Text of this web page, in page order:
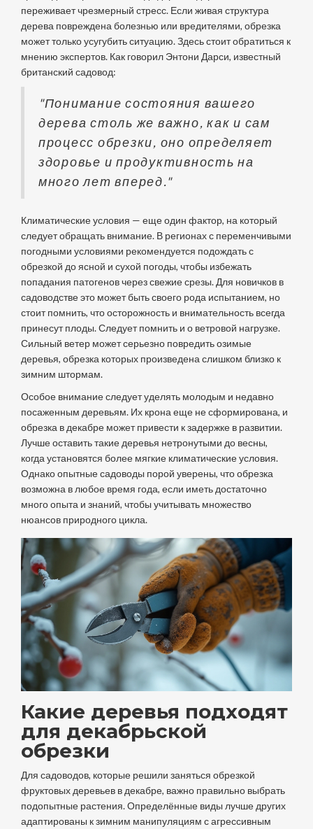
переживает чрезмерный стресс. Если живая структура
дерева повреждена болезнью или вредителями, обрезка
может только усугубить ситуацию. Здесь стоит обратиться к
мнению экспертов. Как говорил Энтони Дарси, известный
британский садовод:
"Понимание состояния вашего
дерева столь же важно, как и сам
процесс обрезки, оно определяет
здоровье и продуктивность на
много лет вперед."
Климатические условия — еще один фактор, на который
следует обращать внимание. В регионах с переменчивыми
погодными условиями рекомендуется подождать с
обрезкой до ясной и сухой погоды, чтобы избежать
попадания патогенов через свежие срезы. Для новичков в
садоводстве это может быть своего рода испытанием, но
стоит помнить, что осторожность и внимательность всегда
принесут плоды. Следует помнить и о ветровой нагрузке.
Сильный ветер может серьезно повредить озимые
деревья, обрезка которых произведена слишком близко к
зимним штормам.
Особое внимание следует уделять молодым и недавно
посаженным деревьям. Их крона еще не сформирована, и
обрезка в декабре может привести к задержке в развитии.
Лучше оставить такие деревья нетронутыми до весны,
когда установятся более мягкие климатические условия.
Однако опытные садоводы порой уверены, что обрезка
возможна в любое время года, если иметь достаточно
много опыта и знаний, чтобы учитывать множество
нюансов природного цикла.
Какие деревья подходят
для декабрьской
обрезки
Для садоводов, которые решили заняться обрезкой
фруктовых деревьев в декабре, важно правильно выбрать
подопытные растения. Определённые виды лучше других
адаптированы к зимним манипуляциям с агрессивным